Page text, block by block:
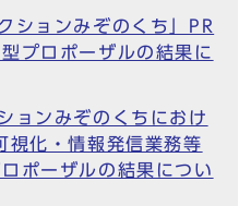
ションみぞのくち」PR
プロポーザルの結果に
ョンみぞのくちにおけ
化・情報発信業務等
ポーザルの結果につい